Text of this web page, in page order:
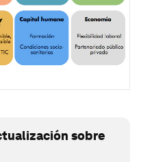
sobre